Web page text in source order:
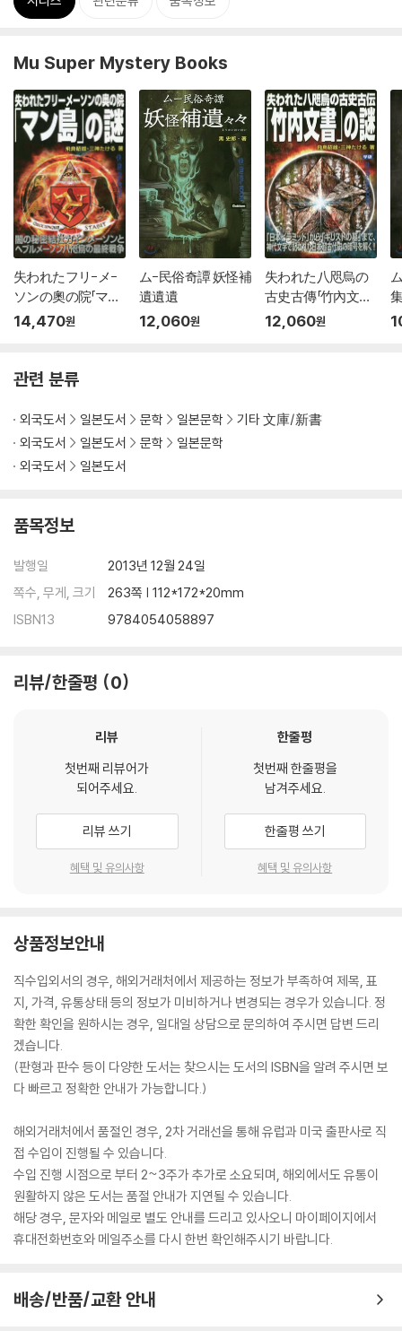
Mu Super Mystery Books
失われたフリ-メ-
ソンの奧の院「マン
島」
14,470원
ム-民俗奇譚 妖怪補
遺遺遺
12,060원
失われた八咫烏の
古史古傳「竹內文書」
の謎
12,060원
관련 분류
외국도서 일본도서 문학 일본문학
기타 文庫/新書
외국도서
일본도서 문학
일본문학
외국도서
일본도서
품목정보
발행일
2013년 12월 24일
쪽수, 무게, 크기
263쪽 | 112*172*20mm
ISBN13
9784054058897
리뷰/한줄평 0
리뷰
첫번째 리뷰어가
되어주세요.
리뷰 쓰기
혜택 및 유의사항
한줄평
첫번째 한줄평을
남겨주세요.
한줄평 쓰기
혜택 및 유의사항
상품정보안내
직수입외서의 경우, 해외거래처에서 제공하는 정보가 부족하여 제목, 표
지, 가격, 유통상태 등의 정보가 미비하거나 변경되는 경우가 있습니다. 정
확한 확인을 원하시는 경우, 일대일 상담으로 문의하여 주시면 답변 드리
겠습니다.
(판형과 판수 등이 다양한 도서는 찾으시는 도서의 ISBN을 알려 주시면 보
다 빠르고 정확한 안내가 가능합니다.)
해외거래처에서 품절인 경우, 2차 거래선을 통해 유럽과 미국 출판사로 직
접 수입이 진행될 수 있습니다.
수입 진행 시점으로 부터 2~3주가 추가로 소요되며, 해외에서도 유통이
원활하지 않은 도서는 품절 안내가 지연될 수 있습니다.
해당 경우, 문자와 메일로 별도 안내를 드리고 있사오니 마이페이지에서
휴대전화번호와 메일주소를 다시 한번 확인해주시기 바랍니다.
배송/반품/교환 안내